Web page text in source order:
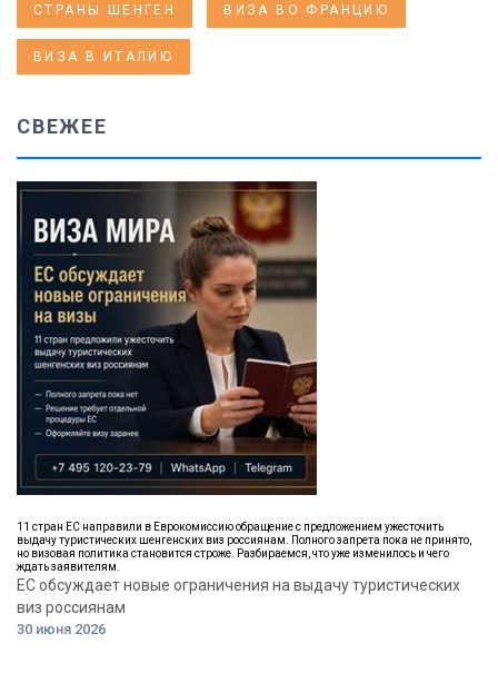
СТРАНЫ ШЕНГЕН ВИЗА ВО ФРАНЦИЮ
ВИЗА В ИТАЛИЮ
СВЕЖЕЕ
11 стран ЕС направили в Еврокомиссию обращение с предложением ужесточить
выдачу туристических шенгенских виз россиянам. Полного запрета пока не принято,
но визовая политика становится строже. Разбираемся, что уже изменилось и чего
ждать заявителям.
ЕС обсуждает новые ограничения на выдачу туристических
виз россиянам
30 июня 2026